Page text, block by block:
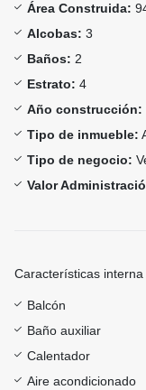
Área Construida:
Alcobas: 3
Baños: 2
Estrato: 4
Año construcción:
Tipo de inmueble:
Tipo de negocio:
Valor
Características interna
Balcón
Baño auxiliar
Calentador
Aire acondicionado